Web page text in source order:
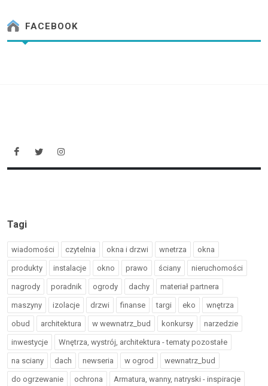
FACEBOOK
Tagi
wiadomości czytelnia okna i drzwi wnetrza okna
produkty instalacje okno prawo ściany nieruchomości
nagrody poradnik ogrody dachy materiał partnera
maszyny izolacje drzwi finanse targi eko wnętrza
obud architektura w wewnatrz_bud konkursy narzedzie
inwestycje Wnętrza, wystrój, architektura - tematy pozostałe
na sciany dach newseria w ogrod wewnatrz_bud
do ogrzewanie ochrona Armatura, wanny, natryski - inspiracje